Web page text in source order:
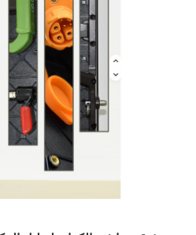
جولة في المصنع
ضبط الجودة